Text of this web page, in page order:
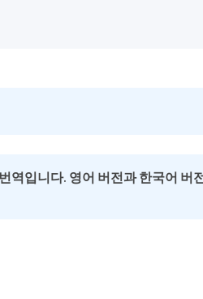
역입니다. 영어 버전과 한국어 버